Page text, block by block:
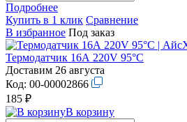
Подробнее
Купить в 1 клик Сравнение
В избранное Под заказ
Термодатчик 16А 220V 95°С
Доставим 26 августа
Код: 00-00002866
185 ₽
В корзину